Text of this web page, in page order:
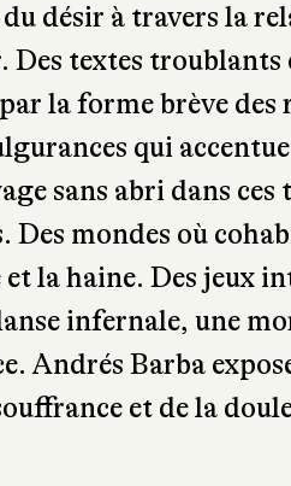
désir à travers la
Des textes
la forme brève
qui
sans abri dans
Des mondes où
et la haine. Des jeux
infernale, une
Andrés Barba
et de la